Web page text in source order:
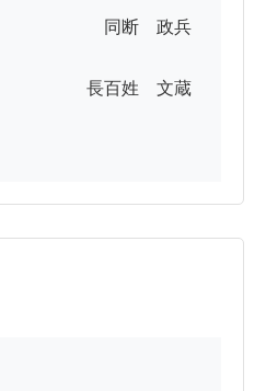
政兵
　文蔵